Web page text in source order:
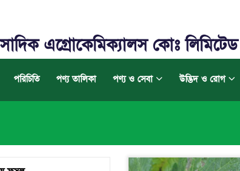
সাদিক এগ্রোকেমিক্যালস কোঃ লিমিটেড
পরিচিতি পণ্য তালিকা পণ্য ও সেবা উদ্ভিদ ও রোগ